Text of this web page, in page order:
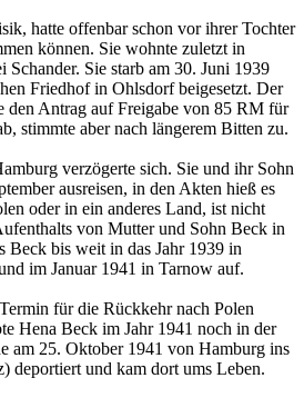
hatte offenbar schon vor ihrer Tochter
können. Sie wohnte zuletzt in
Schander. Sie starb am 30. Juni 1939
Friedhof in Ohlsdorf beigesetzt. Der
den Antrag auf Freigabe von 85 RM für
stimmte aber nach längerem Bitten zu.
verzögerte sich. Sie und ihr Sohn
ausreisen, in den Akten hieß es
oder in ein anderes Land, ist nicht
von Mutter und Sohn Beck in
Beck bis weit in das Jahr 1939 in
im Januar 1941 in Tarnow auf.
für die Rückkehr nach Polen
Hena Beck im Jahr 1941 noch in der
am 25. Oktober 1941 von Hamburg ins
deportiert und kam dort ums Leben.